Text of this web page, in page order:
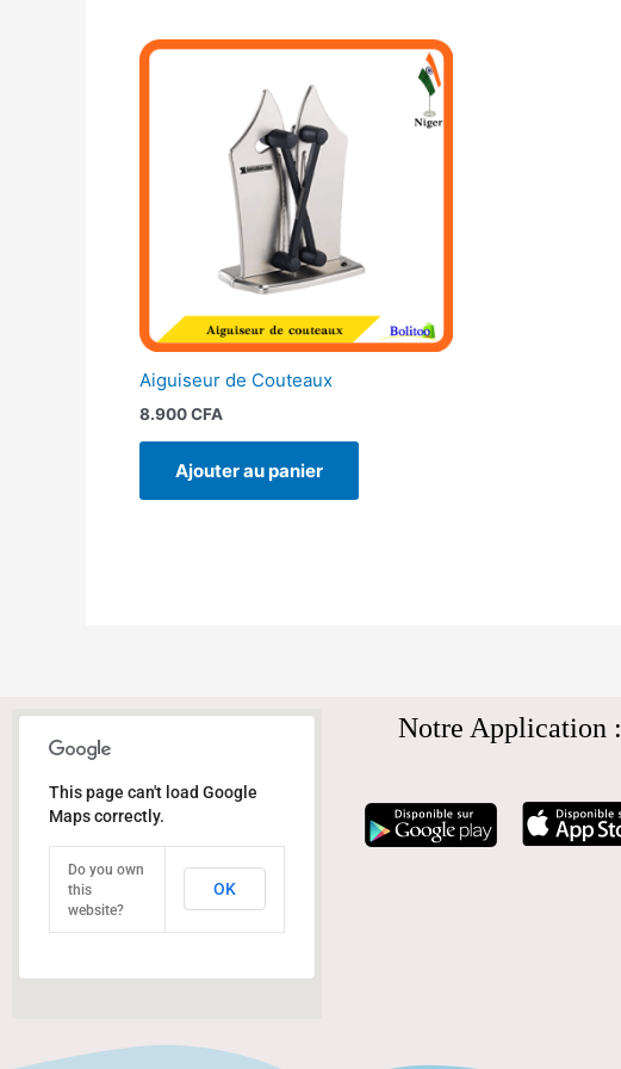
Aiguiseur de Couteaux
8.900CFA
Ajouter au panier
This page can't load Google
Maps correctly.
Do you own
this
website?
OK
Notre Application :